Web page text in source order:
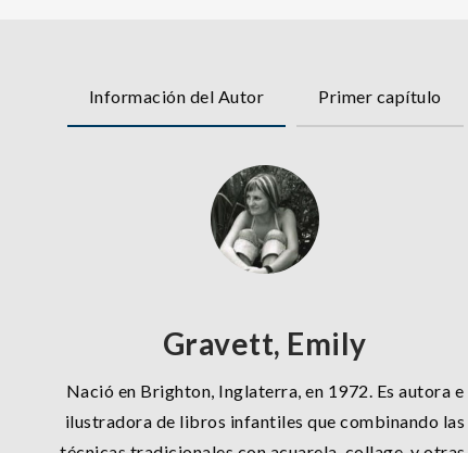
Información del Autor Primer capítulo
Gravett, Emily
Nació en Brighton, Inglaterra, en 1972. Es autora e
ilustradora de libros infantiles que combinando las